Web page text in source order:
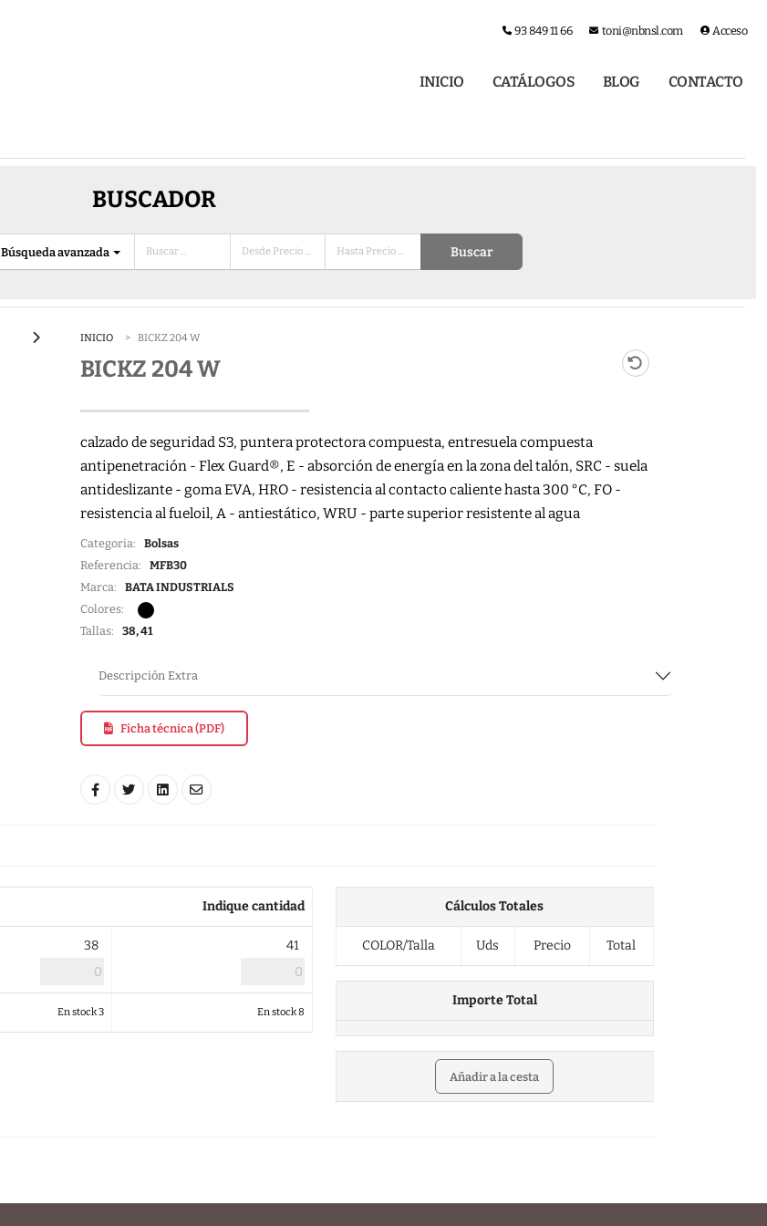
93 849 11 66 toni@nbnsl.com Acceso
INICIO CATÁLOGOS BLOG CONTACTO
BUSCADOR
Búsqueda avanzada Buscar
INICIO BICKZ 204 W
BICKZ 204 W
calzado de seguridad S3, puntera protectora compuesta, entresuela compuesta
antipenetración - Flex Guard®, E - absorción de energía en la zona del talón, SRC - suela
antideslizante - goma EVA, HRO - resistencia al contacto caliente hasta 300 °C, FO -
resistencia al fueloil, A - antiestático, WRU - parte superior resistente al agua
Categoria: Bolsas
Referencia: MFB30
Marca: BATA INDUSTRIALS
Colores:
Tallas: 38, 41
Descripción Extra
Ficha técnica (PDF)
Indique cantidad
38 41
En stock 3 En stock 8
Cálculos Totales
COLOR/Talla Uds Precio Total
Importe Total
Añadir a la cesta